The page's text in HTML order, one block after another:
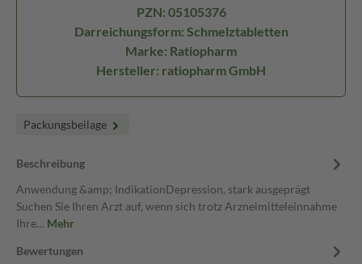
PZN: 05105376
Darreichungsform: Schmelztabletten
Marke: Ratiopharm
Hersteller: ratiopharm GmbH
Packungsbeilage
Beschreibung
Anwendung &amp; IndikationDepression, stark ausgeprägt
Suchen Sie Ihren Arzt auf, wenn sich trotz Arzneimitteleinnahme
Ihre… Mehr
Bewertungen